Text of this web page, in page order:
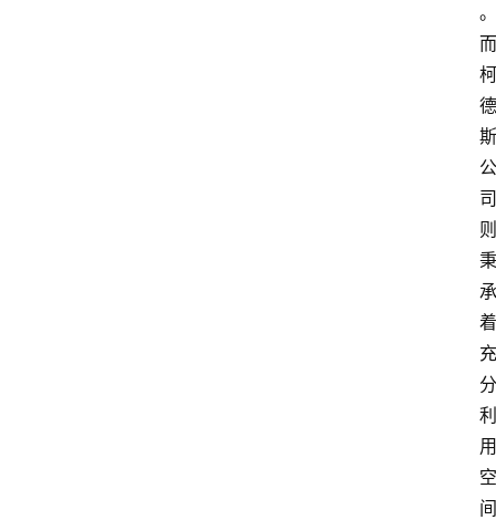
。
而
柯
德
斯
公
司
则
秉
承
着
充
分
利
用
空
间